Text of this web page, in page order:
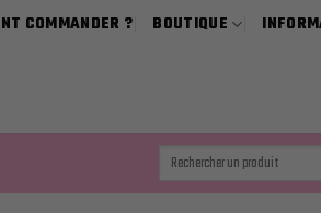
COMMANDER ? BOUTIQUE
Recherche